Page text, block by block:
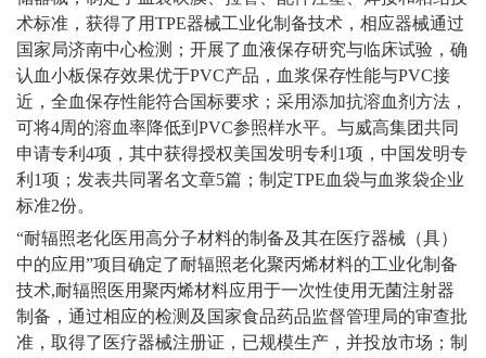
术标准，获得了用TPE器械工业化制备技术，相应器械通过
国家局济南中心检测；开展了血液保存研究与临床试验，确
认血小板保存效果优于PVC产品，血浆保存性能与PVC接
近，全血保存性能符合国标要求；采用添加抗溶血剂方法，
可将4周的溶血率降低到PVC参照样水平。与威高集团共同
申请专利4项，其中获得授权美国发明专利1项，中国发明专
利1项；发表共同署名文章5篇；制定TPE血袋与血浆袋企业
标准2份。
“耐辐照老化医用高分子材料的制备及其在医疗器械（具）
中的应用”项目确定了耐辐照老化聚丙烯材料的工业化制备
技术,耐辐照医用聚丙烯材料应用于一次性使用无菌注射器
制备，通过相应的检测及国家食品药品监督管理局的审查批
准，取得了医疗器械注册证，已规模生产，并投放市场；制